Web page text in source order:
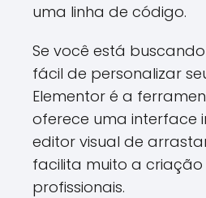
uma linha de código.
Se você está
fácil de personalizar
Elementor é a
oferece uma interface
editor visual de
facilita muito a
profissionais.